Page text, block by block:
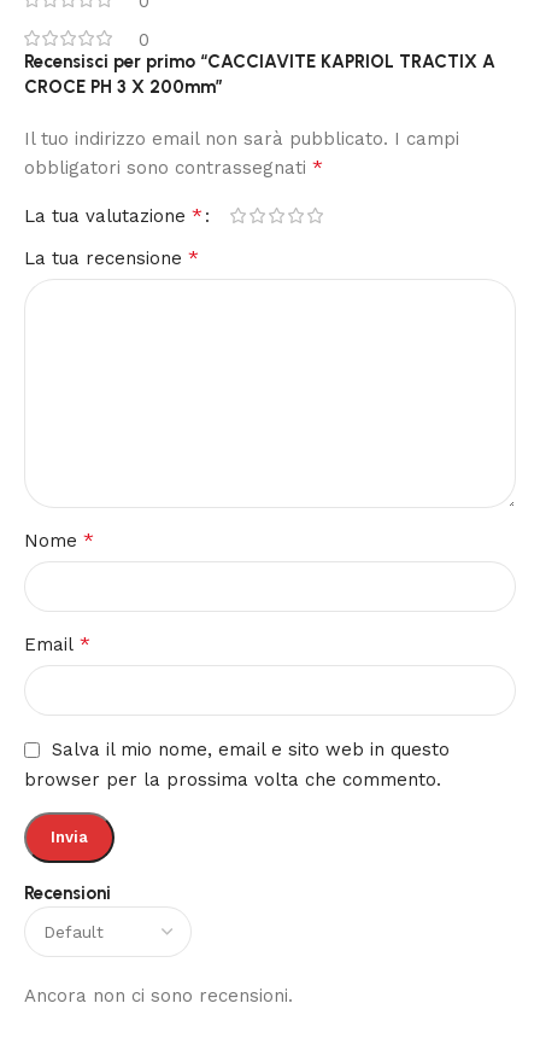
0
Recensioni
Ancora non ci sono recensioni.
Recensisci per primo “CACCIAVITE KAPRIOL TRACTIX A
CROCE PH 3 X 200mm”
Il tuo indirizzo email non sarà pubblicato. I campi
obbligatori sono contrassegnati *
La tua valutazione *
La tua recensione *
Nome *
Email *
Salva il mio nome, email e sito web in questo
browser per la prossima volta che commento.